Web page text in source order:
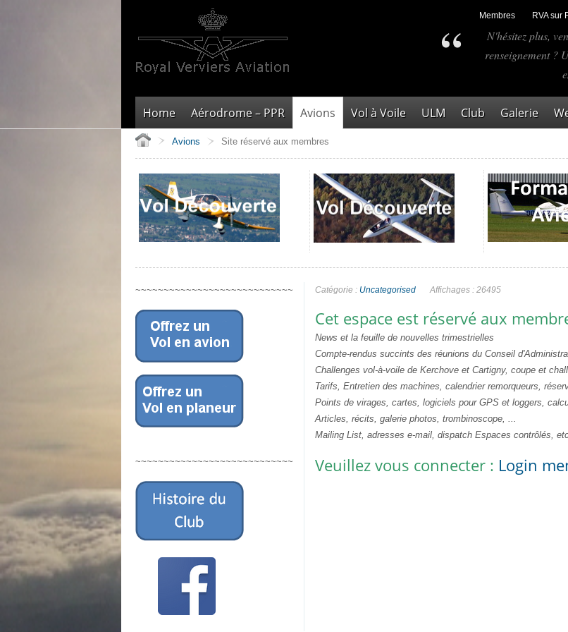
Membres RVA sur
N'hésitez plus,
renseignement ?
Home Aérodrome – PPR Avions Vol à Voile ULM Club Galerie
Avions Site réservé aux membres
Catégorie : Uncategorised Affichages : 26495
Cet espace est réservé aux
News et la feuille de nouvelles trimestrielles
Compte-rendus succints des réunions du Conseil
Challenges vol-à-voile de Kerchove et Cartigny, coupe et
Tarifs, Entretien des machines, calendrier remorqueurs,
Points de virages, cartes, logiciels pour GPS et loggers,
Articles, récits, galerie photos, trombinoscope, ...
Mailing List, adresses e-mail, dispatch Espaces contrôlés,
Veuillez vous connecter : Login
~~~~~~~~~~~~~~~~~~~~~~~~~~~~
~~~~~~~~~~~~~~~~~~~~~~~~~~~~